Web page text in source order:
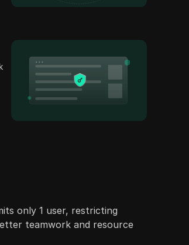
only 1 user, restricting
teamwork and resource